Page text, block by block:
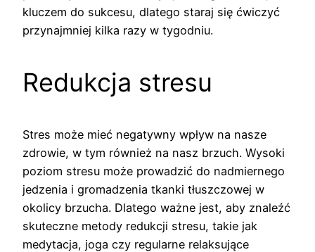
kluczem do sukcesu, dlatego staraj się ćwiczyć
przynajmniej kilka razy w tygodniu.
Redukcja stresu
Stres może mieć negatywny wpływ na nasze
zdrowie, w tym również na nasz brzuch. Wysoki
poziom stresu może prowadzić do nadmiernego
jedzenia i gromadzenia tkanki tłuszczowej w
okolicy brzucha. Dlatego ważne jest, aby znaleźć
skuteczne metody redukcji stresu, takie jak
medytacja, joga czy regularne relaksujące